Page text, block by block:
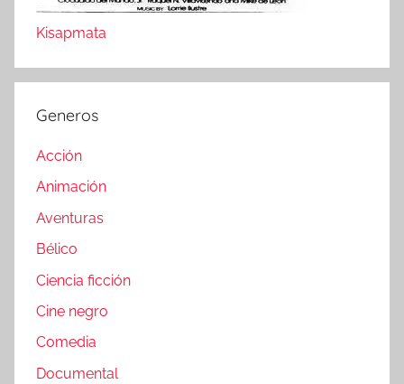
Kisapmata
Generos
Acción
Animación
Aventuras
Bélico
Ciencia ficción
Cine negro
Comedia
Documental